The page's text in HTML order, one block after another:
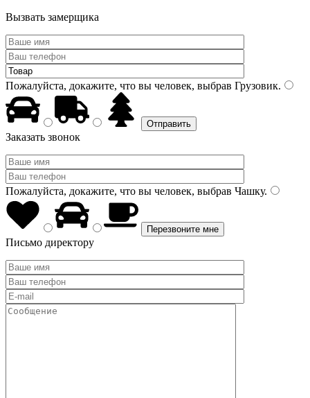
Вызвать замерщика
Пожалуйста, докажите, что вы человек, выбрав Грузовик.
Заказать звонок
Пожалуйста, докажите, что вы человек, выбрав Чашку.
Письмо директору